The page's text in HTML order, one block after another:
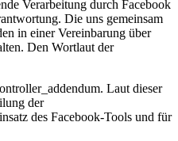
Verarbeitung durch Facebook
Die uns gemeinsam
in einer Vereinbarung über
Den Wortlaut der
Laut dieser
der
des Facebook-Tools und für